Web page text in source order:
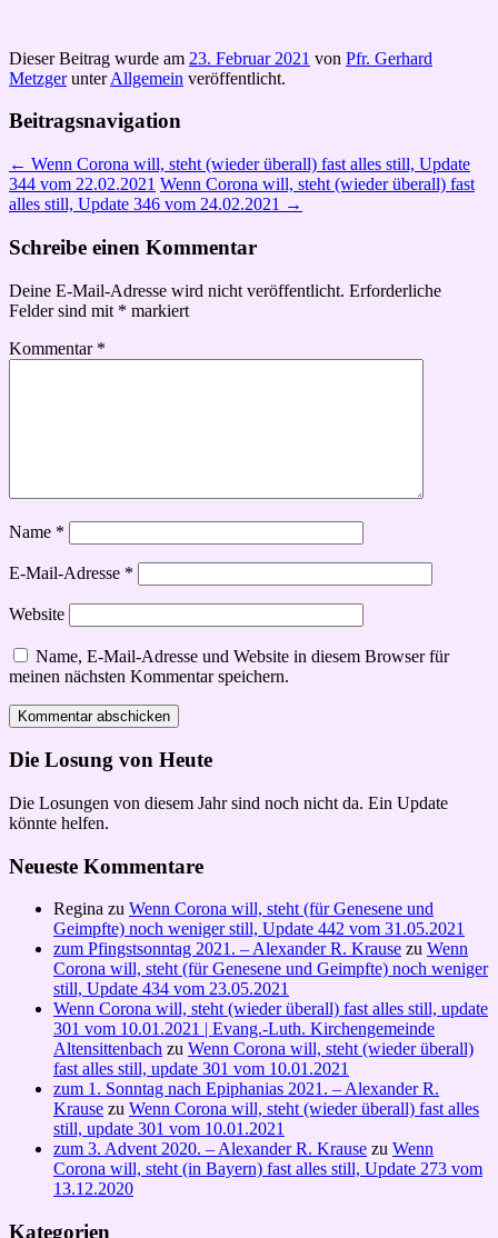
Dieser Beitrag wurde am 23. Februar 2021 von Pfr. Gerhard
MetzgerunterAllgemein veröffentlicht.
Beitragsnavigation
← Wenn Corona will, steht (wieder überall) fast alles still, Update
344 vom 22.02.2021 Wenn Corona will, steht (wieder überall) fast
alles still, Update 346 vom 24.02.2021 →
Schreibe einen Kommentar
Deine E-Mail-Adresse wird nicht veröffentlicht. Erforderliche
Felder sind mit * markiert
Kommentar *
Name *
E-Mail-Adresse *
Website
Name, E-Mail-Adresse und Website in diesem Browser für
meinen nächsten Kommentar speichern.
Die Losung von Heute
Die Losungen von diesem Jahr sind noch nicht da. Ein Update
könnte helfen.
Neueste Kommentare
Regina zu Wenn Corona will, steht (für Genesene und
Geimpfte) noch weniger still, Update 442 vom 31.05.2021
zum Pfingstsonntag 2021. – Alexander R. Krause zu Wenn
Corona will, steht (für Genesene und Geimpfte) noch weniger
still, Update 434 vom 23.05.2021
Wenn Corona will, steht (wieder überall) fast alles still, update
301 vom 10.01.2021 | Evang.-Luth. Kirchengemeinde
Altensittenbach zu Wenn Corona will, steht (wieder überall)
fast alles still, update 301 vom 10.01.2021
zum 1. Sonntag nach Epiphanias 2021. – Alexander R.
Krause zu Wenn Corona will, steht (wieder überall) fast alles
still, update 301 vom 10.01.2021
zum 3. Advent 2020. – Alexander R. Krause zu Wenn
Corona will, steht (in Bayern) fast alles still, Update 273 vom
13.12.2020
Kategorien